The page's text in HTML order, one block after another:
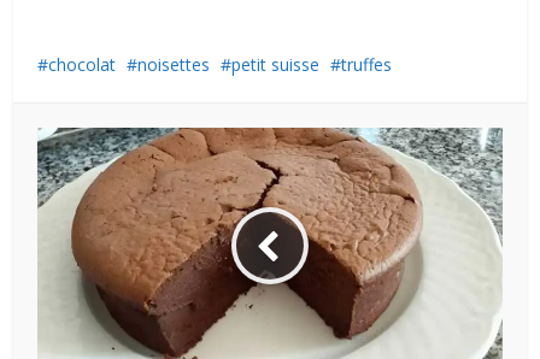
chocolat noisettes petit suisse truffes